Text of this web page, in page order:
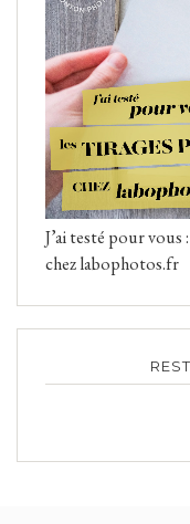
J’ai testé pour
chez labophotos.fr